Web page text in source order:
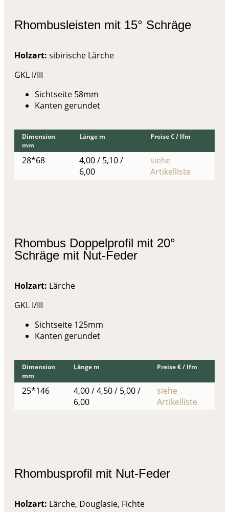
Rhombusleisten mit 15° Schräge
Holzart: sibirische Lärche
GKL I/III
Sichtseite 58mm
Kanten gerundet
Dimension
mm
Länge m Preise € / lfm
28*68
4,00 / 5,10 /
6,00
siehe
Artikelliste
Rhombus Doppelprofil mit 20°
Schräge mit Nut-Feder
Holzart: Lärche
GKL I/III
Sichtseite 125mm
Kanten gerundet
Dimension
mm
Länge m Preise € / lfm
25*146
4,00 / 4,50 / 5,00 /
6,00
siehe
Artikelliste
Rhombusprofil mit Nut-Feder
Holzart: Lärche, Douglasie, Fichte